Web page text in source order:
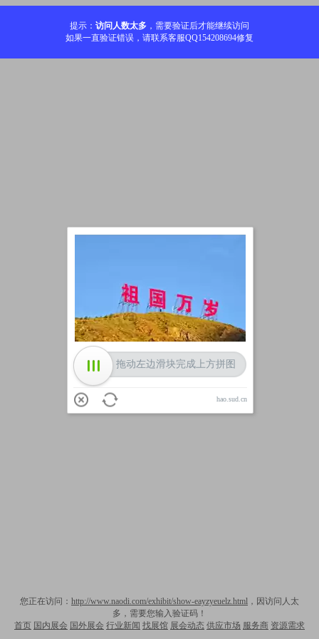
提示： 访问人数太多 ，需要验证后才能继续访问
如果一直验证错误，请联系客服QQ154208694修复
您正在访问： http://www.naodi.com/exhibit/show-eayzyeuelz.html ，因访问人太
多，需要您输入验证码！
首页 国内展会 国外展会 行业新闻 找展馆 展会动态 供应市场 服务商 资源需求
拖动左边滑块完成上方拼图
hao.sud.cn